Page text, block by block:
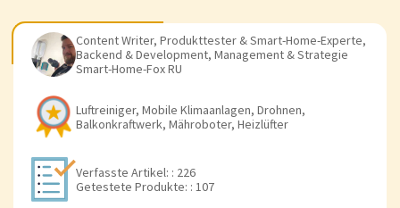
Content Writer, Produkttester & Smart-Home-Experte,
Backend & Development, Management & Strategie
Smart-Home-Fox RU
Luftreiniger, Mobile Klimaanlagen, Drohnen,
Balkonkraftwerk, Mähroboter, Heizlüfter
Verfasste Artikel: : 226
Getestete Produkte: : 107